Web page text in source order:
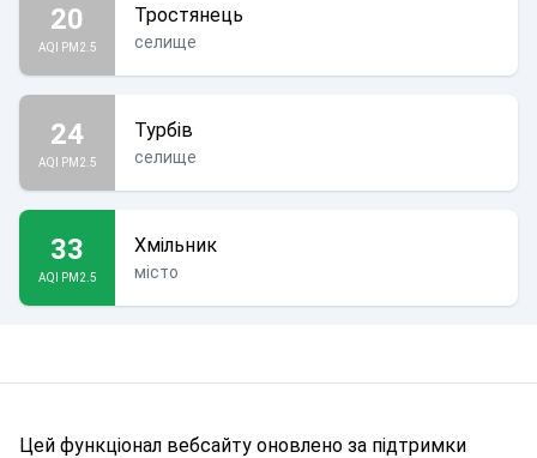
20
AQI PM2.5
Тростянець
селище
24
AQI PM2.5
Турбів
селище
33
AQI PM2.5
Хмільник
місто
Цей функціонал вебсайту оновлено за підтримки